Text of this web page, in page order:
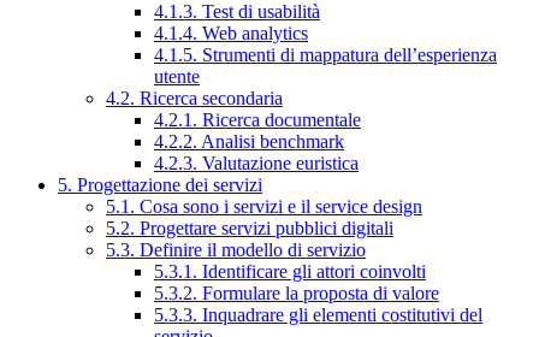
4.1.3. Test di usabilità
4.1.4. Web analytics
4.1.5. Strumenti di mappatura dell’esperienza
utente
4.2. Ricerca secondaria
4.2.1. Ricerca documentale
4.2.2. Analisi benchmark
4.2.3. Valutazione euristica
5. Progettazione dei servizi
5.1. Cosa sono i servizi e il service design
5.2. Progettare servizi pubblici digitali
5.3. Definire il modello di servizio
5.3.1. Identificare gli attori coinvolti
5.3.2. Formulare la proposta di valore
5.3.3. Inquadrare gli elementi costitutivi del